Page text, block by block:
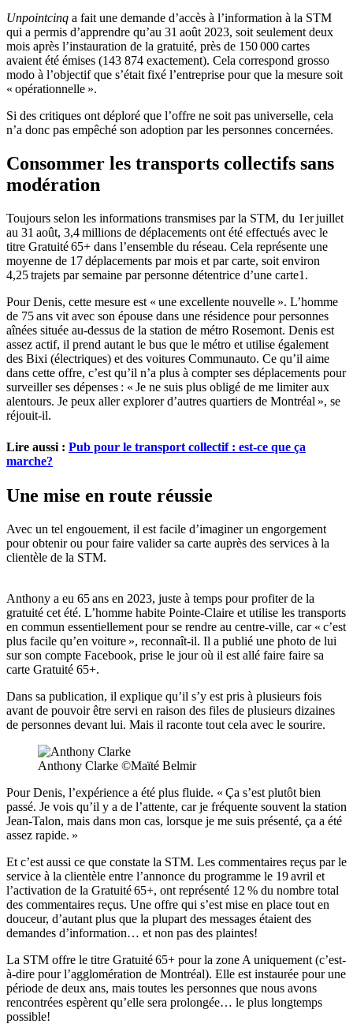
Unpointcinq a fait une demande d’accès à l’information à la STM
qui a permis d’apprendre qu’au 31 août 2023, soit seulement deux
mois après l’instauration de la gratuité, près de 150 000 cartes
avaient été émises (143 874 exactement). Cela correspond grosso
modo à l’objectif que s’était fixé l’entreprise pour que la mesure soit
« opérationnelle ».
Si des critiques ont déploré que l’offre ne soit pas universelle, cela
n’a donc pas empêché son adoption par les personnes concernées.
Consommer les transports collectifs sans
modération
Toujours selon les informations transmises par la STM, du 1er juillet
au 31 août, 3,4 millions de déplacements ont été effectués avec le
titre Gratuité 65+ dans l’ensemble du réseau. Cela représente une
moyenne de 17 déplacements par mois et par carte, soit environ ​​​​
4,25 trajets par semaine par personne détentrice d’une carte1.
Pour Denis, cette mesure est « une excellente nouvelle ». L’homme
de 75 ans vit avec son épouse dans une résidence pour personnes
aînées située au-dessus de la station de métro Rosemont. Denis est
assez actif, il prend autant le bus que le métro et utilise également
des Bixi (électriques) et des voitures Communauto. Ce qu’il aime
dans cette offre, c’est qu’il n’a plus à compter ses déplacements pour
surveiller ses dépenses : « Je ne suis plus obligé de me limiter aux
alentours. Je peux aller explorer d’autres quartiers de Montréal », se
réjouit-il.
Lire aussi : Pub pour le transport collectif : est-ce que ça
marche?
Une mise en route réussie
Avec un tel engouement, il est facile d’imaginer un engorgement
pour obtenir ou pour faire valider sa carte auprès des services à la
clientèle de la STM.
Anthony a eu 65 ans en 2023, juste à temps pour profiter de la
gratuité cet été. L’homme habite Pointe-Claire et utilise les transports
en commun essentiellement pour se rendre au centre-ville, car « c’est
plus facile qu’en voiture », reconnaît-il. Il a publié une photo de lui
sur son compte Facebook, prise le jour où il est allé faire faire sa
carte Gratuité 65+.
Dans sa publication, il explique qu’il s’y est pris à plusieurs fois
avant de pouvoir être servi en raison des files de plusieurs dizaines
de personnes devant lui. Mais il raconte tout cela avec le sourire.
Anthony Clarke ©Maïté Belmir
Pour Denis, l’expérience a été plus fluide. « Ça s’est plutôt bien
passé. Je vois qu’il y a de l’attente, car je fréquente souvent la station
Jean-Talon, mais dans mon cas, lorsque je me suis présenté, ça a été
assez rapide. »
Et c’est aussi ce que constate la STM. Les commentaires reçus par le
service à la clientèle entre l’annonce du programme le 19 avril et
l’activation de la Gratuité 65+, ont représenté 12 % du nombre total
des commentaires reçus. Une offre qui s’est mise en place tout en
douceur, d’autant plus que la plupart des messages étaient des
demandes d’information… et non pas des plaintes!
La STM offre le titre Gratuité 65+ ​​​​pour la zone A uniquement (c’est-
à-dire pour l’agglomération de Montréal). Elle est instaurée ​​​​pour une
période de deux ans, mais toutes les personnes que nous avons
rencontrées espèrent qu’elle sera prolongée… le plus longtemps
possible!